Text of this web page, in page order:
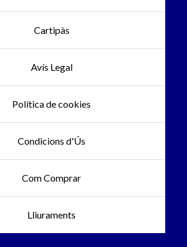
Cartipàs
Avís Legal
Política de cookies
Condicions d'Ús
Com Comprar
Lliuraments